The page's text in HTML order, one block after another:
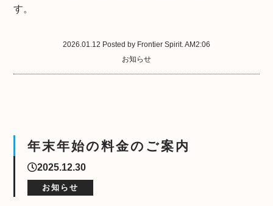
す。
2026.01.12 Posted by Frontier Spirit. AM2:06
お知らせ
年末年始の料金のご案内
2025.12.30
お知らせ